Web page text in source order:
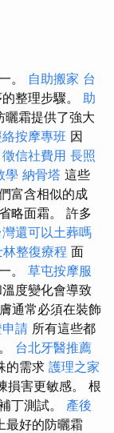
。 自助搬家 台
整理步驟。 助
曬霜提供了強大
按摩專班 因
徵信社費用 長照
學 納骨塔 這些
富含相似的成
略面霜。 許多
灣還可以土葬嗎
林整復療程 面
。 草屯按摩服
度變化會導致
通常必須在裝飾
請 所有這些都
台北牙醫推薦
的需求 護理之家
損害更敏感。 根
丁測試。 產後
最好的防曬霜